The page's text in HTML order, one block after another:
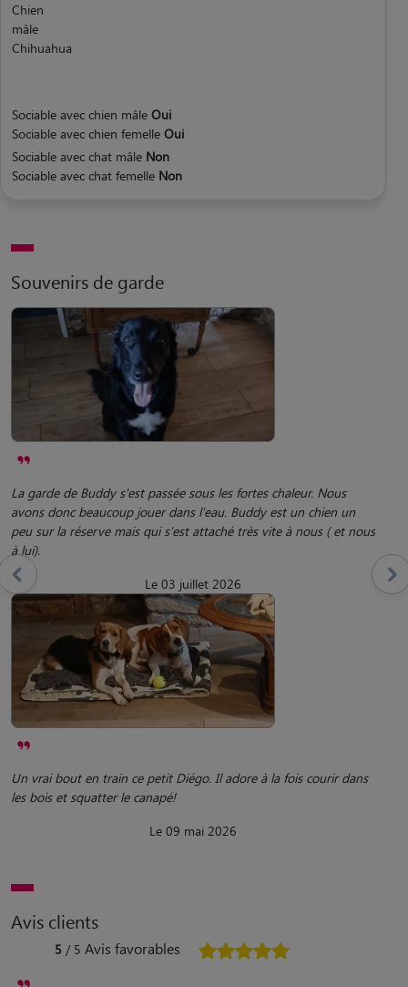
Chien
mâle
Chihuahua
Sociable avec chien mâle Oui
Sociable avec chien femelle Oui
Sociable avec chat mâle Non
Sociable avec chat femelle Non
Souvenirs de garde
La garde de Buddy s'est passée sous les fortes chaleur. Nous
avons donc beaucoup jouer dans l'eau. Buddy est un chien un
peu sur la réserve mais qui s'est attaché très vite à nous ( et nous
à lui).
Le 03 juillet 2026
Un vrai bout en train ce petit Diégo. Il adore à la fois courir dans
les bois et squatter le canapé!
Le 09 mai 2026
Avis clients
5 / 5 Avis favorables